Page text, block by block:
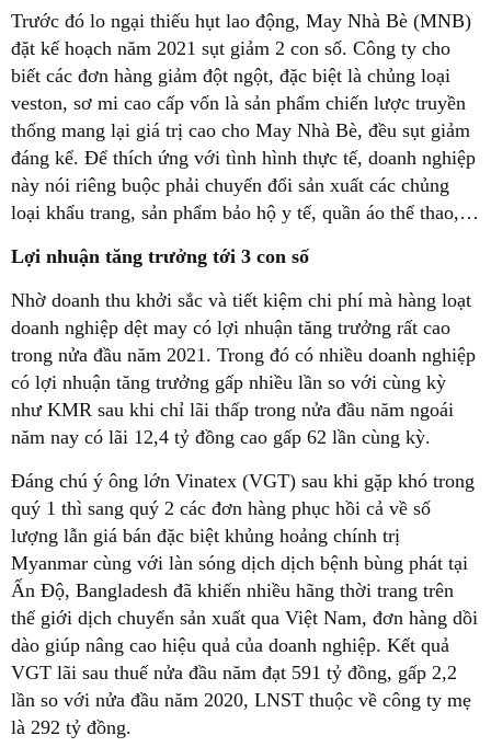
Trước đó lo ngại thiếu hụt lao động, May Nhà Bè (MNB)
đặt kế hoạch năm 2021 sụt giảm 2 con số. Công ty cho
biết các đơn hàng giảm đột ngột, đặc biệt là chủng loại
veston, sơ mi cao cấp vốn là sản phẩm chiến lược truyền
thống mang lại giá trị cao cho May Nhà Bè, đều sụt giảm
đáng kể. Để thích ứng với tình hình thực tế, doanh nghiệp
này nói riêng buộc phải chuyển đổi sản xuất các chủng
loại khẩu trang, sản phẩm bảo hộ y tế, quần áo thể thao,…
Lợi nhuận tăng trưởng tới 3 con số
Nhờ doanh thu khởi sắc và tiết kiệm chi phí mà hàng loạt
doanh nghiệp dệt may có lợi nhuận tăng trưởng rất cao
trong nửa đầu năm 2021. Trong đó có nhiều doanh nghiệp
có lợi nhuận tăng trưởng gấp nhiều lần so với cùng kỳ
như KMR sau khi chỉ lãi thấp trong nửa đầu năm ngoái
năm nay có lãi 12,4 tỷ đồng cao gấp 62 lần cùng kỳ.
Đáng chú ý ông lớn Vinatex (VGT) sau khi gặp khó trong
quý 1 thì sang quý 2 các đơn hàng phục hồi cả về số
lượng lẫn giá bán đặc biệt khủng hoảng chính trị
Myanmar cùng với làn sóng dịch dịch bệnh bùng phát tại
Ấn Độ, Bangladesh đã khiến nhiều hãng thời trang trên
thế giới dịch chuyển sản xuất qua Việt Nam, đơn hàng dồi
dào giúp nâng cao hiệu quả của doanh nghiệp. Kết quả
VGT lãi sau thuế nửa đầu năm đạt 591 tỷ đồng, gấp 2,2
lần so với nửa đầu năm 2020, LNST thuộc về công ty mẹ
là 292 tỷ đồng.